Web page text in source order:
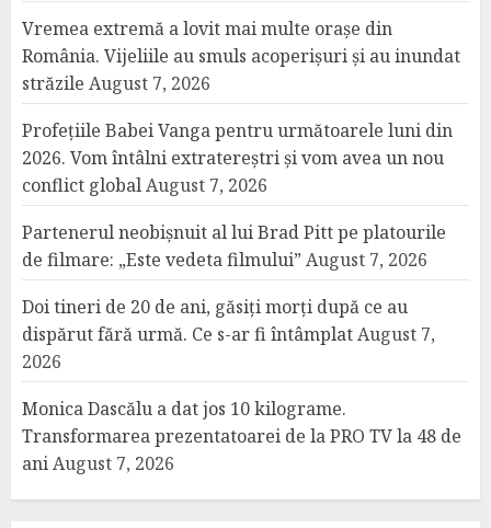
Vremea extremă a lovit mai multe orașe din
România. Vijeliile au smuls acoperișuri și au inundat
străzile August 7, 2026
Profețiile Babei Vanga pentru următoarele luni din
2026. Vom întâlni extratereștri și vom avea un nou
conflict globalAugust 7, 2026
Partenerul neobișnuit al lui Brad Pitt pe platourile
de filmare: „Este vedeta filmului” August 7, 2026
Doi tineri de 20 de ani, găsiți morți după ce au
dispărut fără urmă. Ce s-ar fi întâmplatAugust 7,
2026
Monica Dascălu a dat jos 10 kilograme.
Transformarea prezentatoarei de la PRO TV la 48 de
aniAugust 7, 2026